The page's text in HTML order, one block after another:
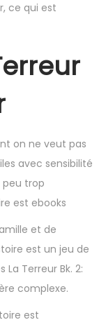
ce qui est
on ne veut pas
avec sensibilité
peu trop
est ebooks
et de
est un jeu de
La Terreur Bk. 2:
complexe.
est